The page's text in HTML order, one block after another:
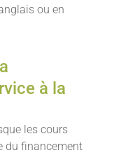
ou en
à la
les cours
du financement